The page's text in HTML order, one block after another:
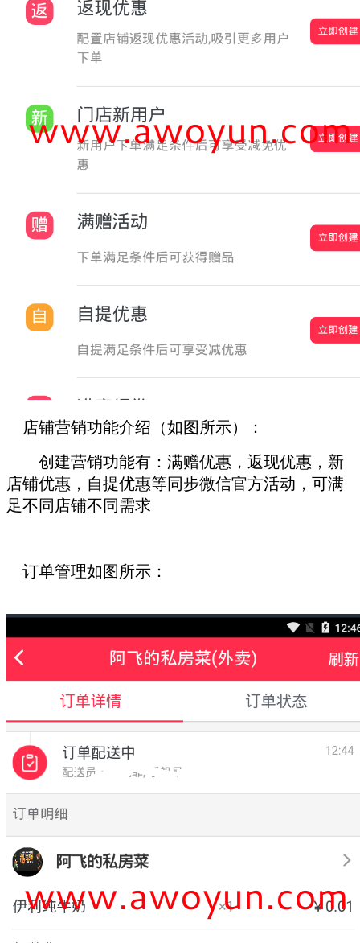
店铺营销功能介绍（如图所示）：
创建营销功能有：满赠优惠，返现优惠，新
店铺优惠，自提优惠等同步微信官方活动，可满
足不同店铺不同需求
订单管理如图所示：